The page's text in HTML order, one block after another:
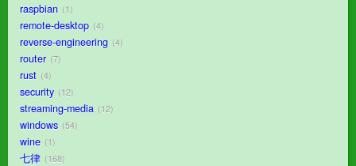
raspbian 1
remote-desktop 4
reverse-engineering 4
router 7
rust 4
security 12
streaming-media 12
windows 54
wine 1
七律 168